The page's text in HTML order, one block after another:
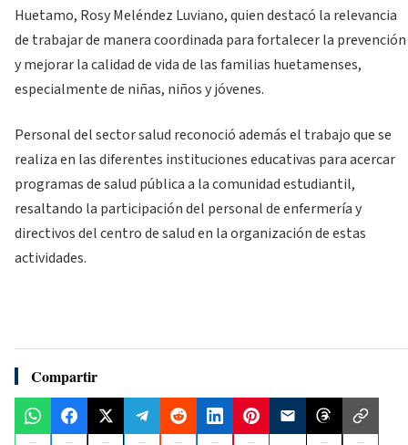
Huetamo, Rosy Meléndez Luviano, quien destacó la relevancia
de trabajar de manera coordinada para fortalecer la prevención
y mejorar la calidad de vida de las familias huetamenses,
especialmente de niñas, niños y jóvenes.
Personal del sector salud reconoció además el trabajo que se
realiza en las diferentes instituciones educativas para acercar
programas de salud pública a la comunidad estudiantil,
resaltando la participación del personal de enfermería y
directivos del centro de salud en la organización de estas
actividades.
Compartir